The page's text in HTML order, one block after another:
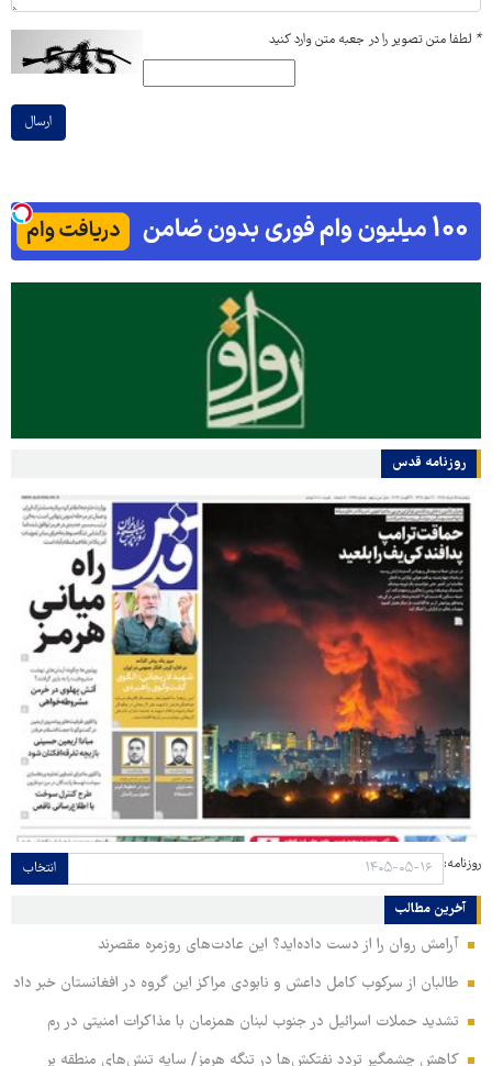
* لطفا متن تصویر را در جعبه متن وارد کنید
ارسال
روزنامه قدس
روزنامه: انتخاب
آخرین مطالب
آرامش روان را از دست داده‌اید؟ این عادت‌های روزمره مقصرند
طالبان از سرکوب کامل داعش و نابودی مراکز این گروه در افغانستان خبر داد
تشدید حملات اسرائیل در جنوب لبنان همزمان با مذاکرات امنیتی در رم
کاهش چشمگیر تردد نفتکش‌ها در تنگه هرمز/ سایه تنش‌های منطقه بر